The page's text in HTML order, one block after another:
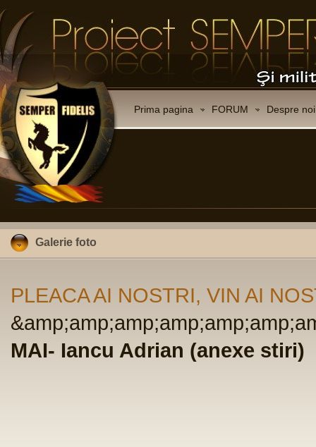
Prima pagina FORUM Despre noi
Galerie foto
PLEACA AI NOSTRI, VIN AI
MAI- Iancu Adrian (anexe stiri)